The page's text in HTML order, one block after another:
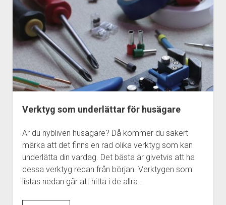
via
internet
Verktyg som underlättar för husägare
Är du nybliven husägare? Då kommer du säkert
märka att det finns en rad olika verktyg som kan
underlätta din vardag. Det bästa är givetvis att ha
dessa verktyg redan från början. Verktygen som
listas nedan går att hitta i de allra…